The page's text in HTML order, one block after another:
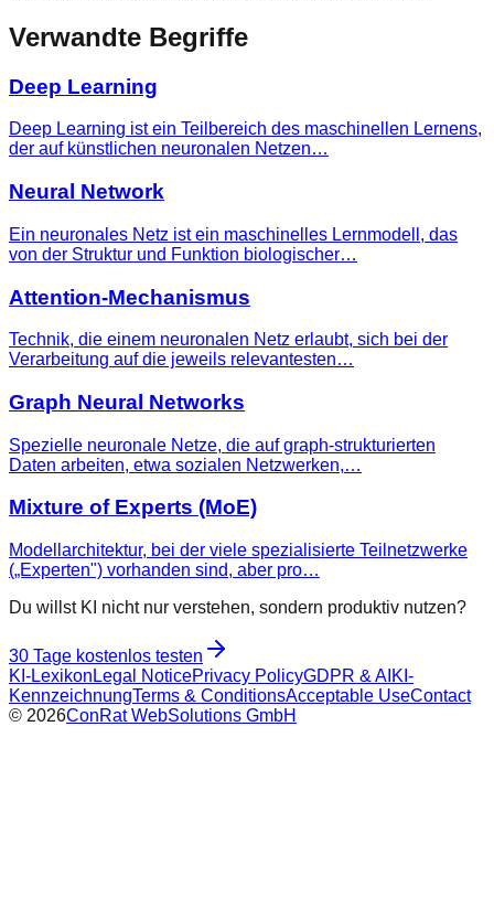
Verwandte Begriffe
Deep Learning
Deep Learning ist ein Teilbereich des maschinellen Lernens,
der auf künstlichen neuronalen Netzen…
Neural Network
Ein neuronales Netz ist ein maschinelles Lernmodell, das
von der Struktur und Funktion biologischer…
Attention-Mechanismus
Technik, die einem neuronalen Netz erlaubt, sich bei der
Verarbeitung auf die jeweils relevantesten…
Graph Neural Networks
Spezielle neuronale Netze, die auf graph-strukturierten
Daten arbeiten, etwa sozialen Netzwerken,…
Mixture of Experts (MoE)
Modellarchitektur, bei der viele spezialisierte Teilnetzwerke
(„Experten") vorhanden sind, aber pro…
Du willst KI nicht nur verstehen, sondern produktiv nutzen?
30 Tage kostenlos testen
KI-Lexikon Legal NoticePrivacy PolicyGDPR & AI KI-
KennzeichnungTerms & ConditionsAcceptable UseContact
© 2026ConRat WebSolutions GmbH